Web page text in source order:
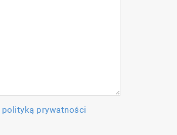
polityką prywatności